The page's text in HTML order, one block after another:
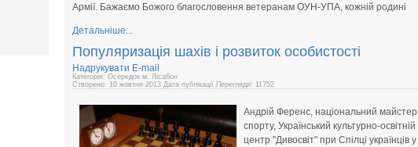
Армії. Бажаємо Божого благословення ветеранам ОУН-УПА, кожній родині
Детальніше...
Популяризація шахів і розвиток особистості
Надрукувати E-mail
Категорія: Осередок м. Лісабон
Створено: 10 жовтня 2013 Дата публікації Перегляди: 11752
Андрій Ференс, національний майстер
спорту, Український культурно-освітній
центр "Дивосвіт" при Спілці українців у